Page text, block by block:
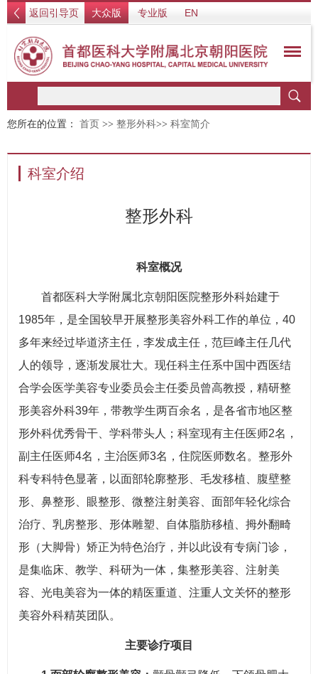
返回引导页 大众版 专业版 EN
您所在的位置： 首页 >> 整形外科>> 科室简介
科室介绍
整形外科
科室概况
首都医科大学附属北京朝阳医院整形外科始建于
1985年，是全国较早开展整形美容外科工作的单位，40
多年来经过毕道济主任，李发成主任，范巨峰主任几代
人的领导，逐渐发展壮大。现任科主任系中国中西医结
合学会医学美容专业委员会主任委员曾高教授，精研整
形美容外科39年，带教学生两百余名，是各省市地区整
形外科优秀骨干、学科带头人；科室现有主任医师2名，
副主任医师4名，主治医师3名，住院医师数名。整形外
科专科特色显著，以面部轮廓整形、毛发移植、腹壁整
形、鼻整形、眼整形、微整注射美容、面部年轻化综合
治疗、乳房整形、形体雕塑、自体脂肪移植、拇外翻畸
形（大脚骨）矫正为特色治疗，并以此设有专病门诊，
是集临床、教学、科研为一体，集整形美容、注射美
容、光电美容为一体的精医重道、注重人文关怀的整形
美容外科精英团队。
主要诊疗项目